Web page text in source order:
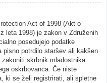
Act of 1998 (Akt o
leta 1998) je zakon v Združenih
posedujejo podatke
pisno potrdilo staršev ali kakšen
skrbnik mladostnika
oskrbovanca. Če niste
ki se želi registrirati, ali spletne